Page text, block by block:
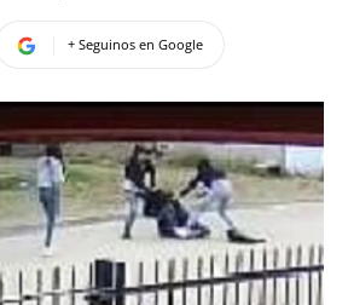
+ Seguinos en Google